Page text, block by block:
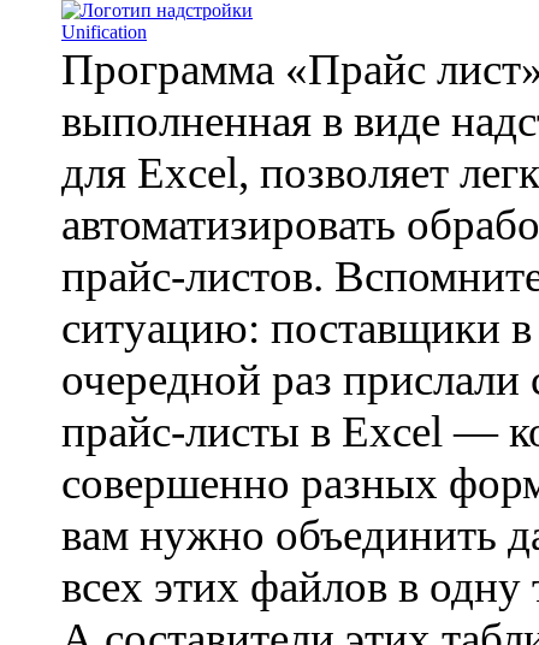
Программа «Прайс
выполненная в виде
для Excel, позволяет
автоматизировать
прайс-листов.
ситуацию: поставщики в
очередной раз прислали
прайс-листы в Excel —
совершенно разных
вам нужно объединить
всех этих файлов в одну